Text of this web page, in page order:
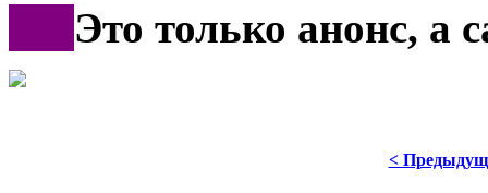
Это только анонс, а
<